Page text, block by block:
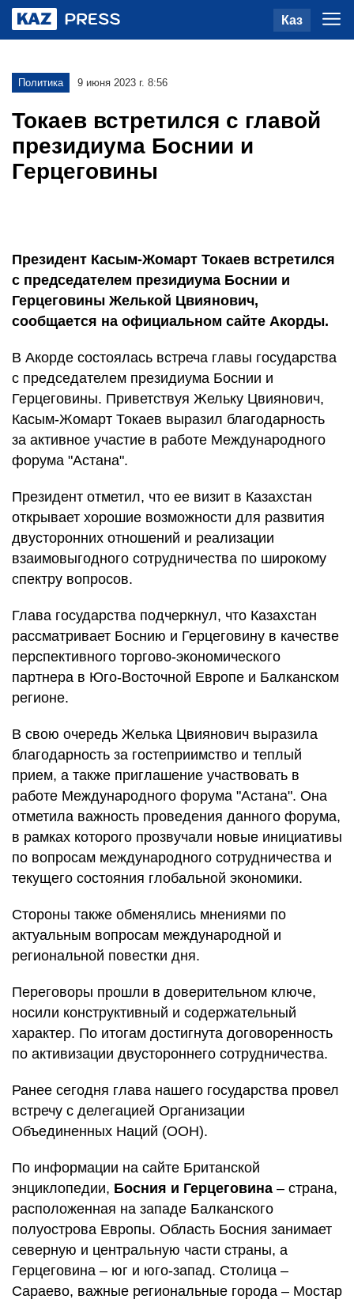
Каз
Политика 9 июня 2023 г. 8:56
Токаев встретился с главой
президиума Боснии и
Герцеговины
Президент Касым-Жомарт Токаев встретился
с председателем президиума Боснии и
Герцеговины Желькой Цвиянович,
сообщается на официальном сайте Акорды.
В Акорде состоялась встреча главы государства
с председателем президиума Боснии и
Герцеговины. Приветствуя Жельку Цвиянович,
Касым-Жомарт Токаев выразил благодарность
за активное участие в работе Международного
форума "Астана".
Президент отметил, что ее визит в Казахстан
открывает хорошие возможности для развития
двусторонних отношений и реализации
взаимовыгодного сотрудничества по широкому
спектру вопросов.
Глава государства подчеркнул, что Казахстан
рассматривает Боснию и Герцеговину в качестве
перспективного торгово-экономического
партнера в Юго-Восточной Европе и Балканском
регионе.
В свою очередь Желька Цвиянович выразила
благодарность за гостеприимство и теплый
прием, а также приглашение участвовать в
работе Международного форума "Астана". Она
отметила важность проведения данного форума,
в рамках которого прозвучали новые инициативы
по вопросам международного сотрудничества и
текущего состояния глобальной экономики.
Стороны также обменялись мнениями по
актуальным вопросам международной и
региональной повестки дня.
Переговоры прошли в доверительном ключе,
носили конструктивный и содержательный
характер. По итогам достигнута договоренность
по активизации двустороннего сотрудничества.
Ранее сегодня глава нашего государства провел
встречу с делегацией Организации
Объединенных Наций (ООН).
По информации на сайте Британской
энциклопедии, Босния и Герцеговина – страна,
расположенная на западе Балканского
полуострова Европы. Область Босния занимает
северную и центральную части страны, а
Герцеговина – юг и юго-запад. Столица –
Сараево, важные региональные города – Мостар